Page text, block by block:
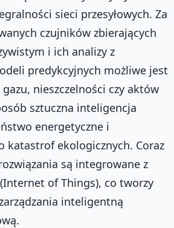
sieci przesyłowych. Za
czujników zbierających
i ich analizy z
predykcyjnych możliwe jest
nieszczelności czy aktów
sztuczna inteligencja
energetyczne i
katastrof ekologicznych. Coraz
są integrowane z
of Things), co tworzy
inteligentną